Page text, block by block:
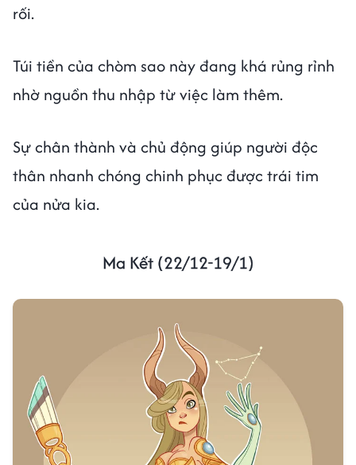
rối.
Túi tiền của chòm sao này đang khá rủng rỉnh
nhờ nguồn thu nhập từ việc làm thêm.
Sự chân thành và chủ động giúp người độc
thân nhanh chóng chinh phục được trái tim
của nửa kia.
Ma Kết (22/12-19/1)